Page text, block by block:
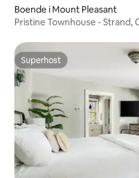
Boende i Mount Pleasant
Pristine Townhouse - Strand,
Superhost
Superhost